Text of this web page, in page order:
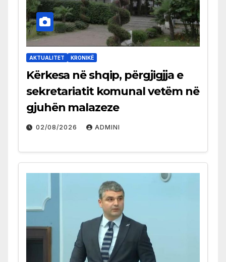
AKTUALITET KRONIKË
Kërkesa në shqip, përgjigjja e
sekretariatit komunal vetëm në
gjuhën malazeze
02/08/2026 ADMINI